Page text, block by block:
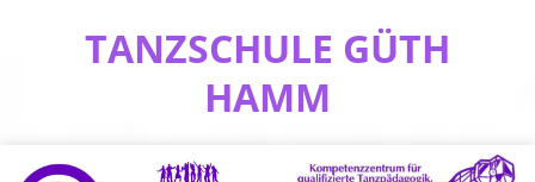
TANZSCHULE GÜTH
HAMM